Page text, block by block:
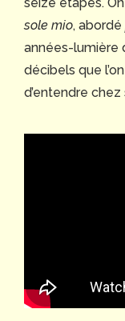
sole mio, abordé
années-lumière
décibels que
d’entendre